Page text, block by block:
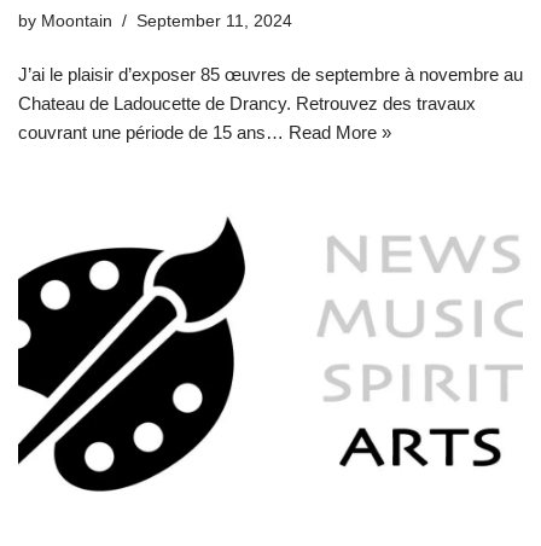
by Moontain September 11, 2024
J’ai le plaisir d’exposer 85 œuvres de septembre à novembre au
Chateau de Ladoucette de Drancy. Retrouvez des travaux
couvrant une période de 15 ans… Read More »